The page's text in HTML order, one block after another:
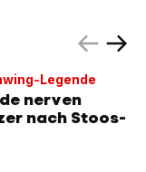
Legende
nerven
nach Stoos-